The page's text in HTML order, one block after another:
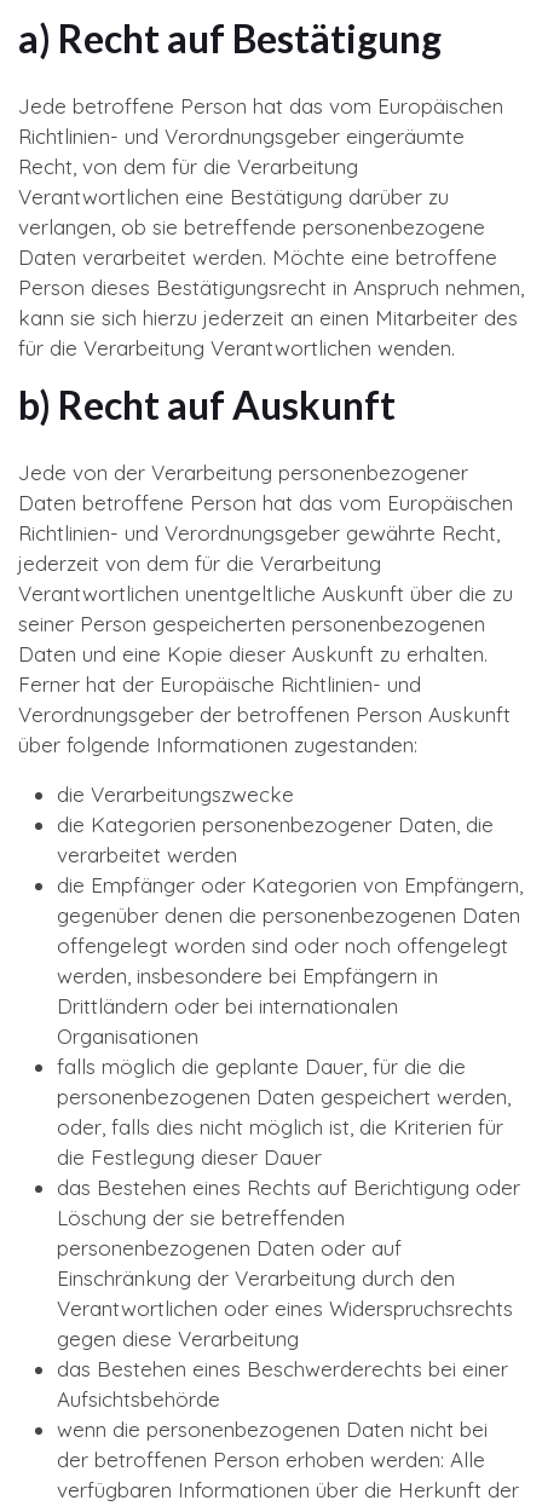
a) Recht auf Bestätigung
Jede betroffene Person hat das vom Europäischen
Richtlinien- und Verordnungsgeber eingeräumte
Recht, von dem für die Verarbeitung
Verantwortlichen eine Bestätigung darüber zu
verlangen, ob sie betreffende personenbezogene
Daten verarbeitet werden. Möchte eine betroffene
Person dieses Bestätigungsrecht in Anspruch nehmen,
kann sie sich hierzu jederzeit an einen Mitarbeiter des
für die Verarbeitung Verantwortlichen wenden.
b) Recht auf Auskunft
Jede von der Verarbeitung personenbezogener
Daten betroffene Person hat das vom Europäischen
Richtlinien- und Verordnungsgeber gewährte Recht,
jederzeit von dem für die Verarbeitung
Verantwortlichen unentgeltliche Auskunft über die zu
seiner Person gespeicherten personenbezogenen
Daten und eine Kopie dieser Auskunft zu erhalten.
Ferner hat der Europäische Richtlinien- und
Verordnungsgeber der betroffenen Person Auskunft
über folgende Informationen zugestanden:
die Verarbeitungszwecke
die Kategorien personenbezogener Daten, die
verarbeitet werden
die Empfänger oder Kategorien von Empfängern,
gegenüber denen die personenbezogenen Daten
offengelegt worden sind oder noch offengelegt
werden, insbesondere bei Empfängern in
Drittländern oder bei internationalen
Organisationen
falls möglich die geplante Dauer, für die die
personenbezogenen Daten gespeichert werden,
oder, falls dies nicht möglich ist, die Kriterien für
die Festlegung dieser Dauer
das Bestehen eines Rechts auf Berichtigung oder
Löschung der sie betreffenden
personenbezogenen Daten oder auf
Einschränkung der Verarbeitung durch den
Verantwortlichen oder eines Widerspruchsrechts
gegen diese Verarbeitung
das Bestehen eines Beschwerderechts bei einer
Aufsichtsbehörde
wenn die personenbezogenen Daten nicht bei
der betroffenen Person erhoben werden: Alle
verfügbaren Informationen über die Herkunft der